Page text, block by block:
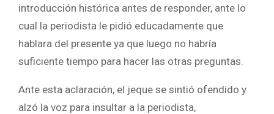
introducción histórica antes de responder, ante lo
cual la periodista le pidió educadamente que
hablara del presente ya que luego no habría
suficiente tiempo para hacer las otras preguntas.
Ante esta aclaración, el jeque se sintió ofendido y
alzó la voz para insultar a la periodista,